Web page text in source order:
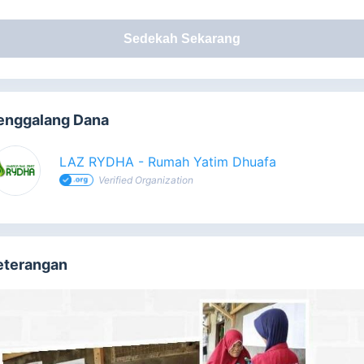
Sedekah Sekarang
Dana
LAZ RYDHA - Rumah Yatim Dhuafa
Verified Organization